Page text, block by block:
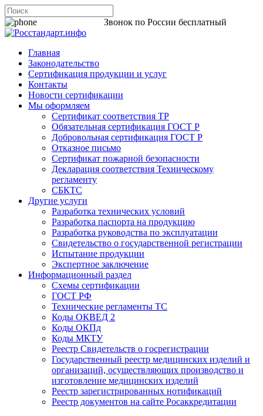
Звонок по России бесплатный
Главная
Законодательство
Сертификация продукции и услуг
Контакты
Новости сертификации
Мы оформляем
Сертификат соответствия ТР
Обязательная сертификация ГОСТ Р
Добровольная сертификация ГОСТ Р
Отказное письмо
Сертификат пожарной безопасности
Декларация соответствия Техническому
регламенту
СБКТС
Другие услуги
Разработка технических условий
Разработка паспорта на продукцию
Разработка руководства по эксплуатации
Свидетельство о государственной регистрации
Испытание продукции
Экспертное заключение
Информационный раздел
Схемы сертификации
ГОСТ РФ
Технические регламенты ТС
Коды ОКВЕД 2
Коды ОКПд
Коды МКТУ
Реестр Свидетельств о госрегистрации
Государственный реестр медицинских изделий и
организаций, осуществляющих производство и
изготовление медицинских изделий
Реестр зарегистрированных нотификаций
Реестр документов на сайте Росаккредитации